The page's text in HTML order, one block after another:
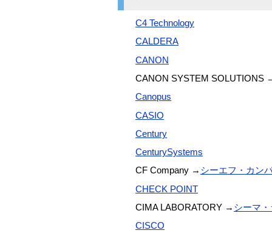
C4 Technology
CALDERA
CANON
CANON SYSTEM SOLUTIONS
Canopus
CASIO
Century
CenturySystems
CF Company → シーエフ・カン
CHECK POINT
CIMA LABORATORY → シーマ
CISCO